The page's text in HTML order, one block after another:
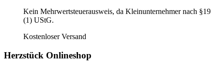
Kein Mehrwertsteuerausweis, da Kleinunternehmer nach §19
(1) UStG.
Kostenloser Versand
Herzstück Onlineshop